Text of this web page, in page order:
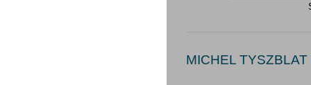
MICHEL